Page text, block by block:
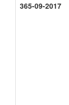
365-09-2017